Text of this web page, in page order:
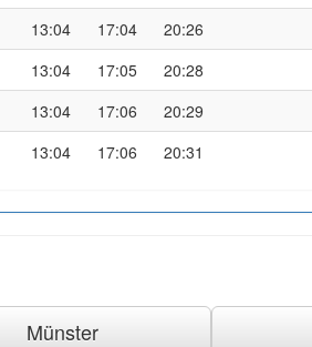
13:04 17:04 20:26
13:04 17:05 20:28
13:04 17:06 20:29
13:04 17:06 20:31
Münster